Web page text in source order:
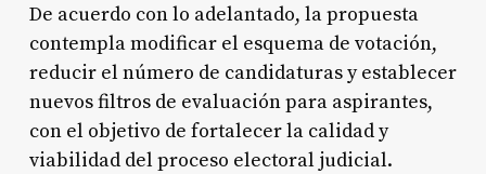
De acuerdo con lo adelantado, la propuesta
contempla modificar el esquema de votación,
reducir el número de candidaturas y establecer
nuevos filtros de evaluación para aspirantes,
con el objetivo de fortalecer la calidad y
viabilidad del proceso electoral judicial.